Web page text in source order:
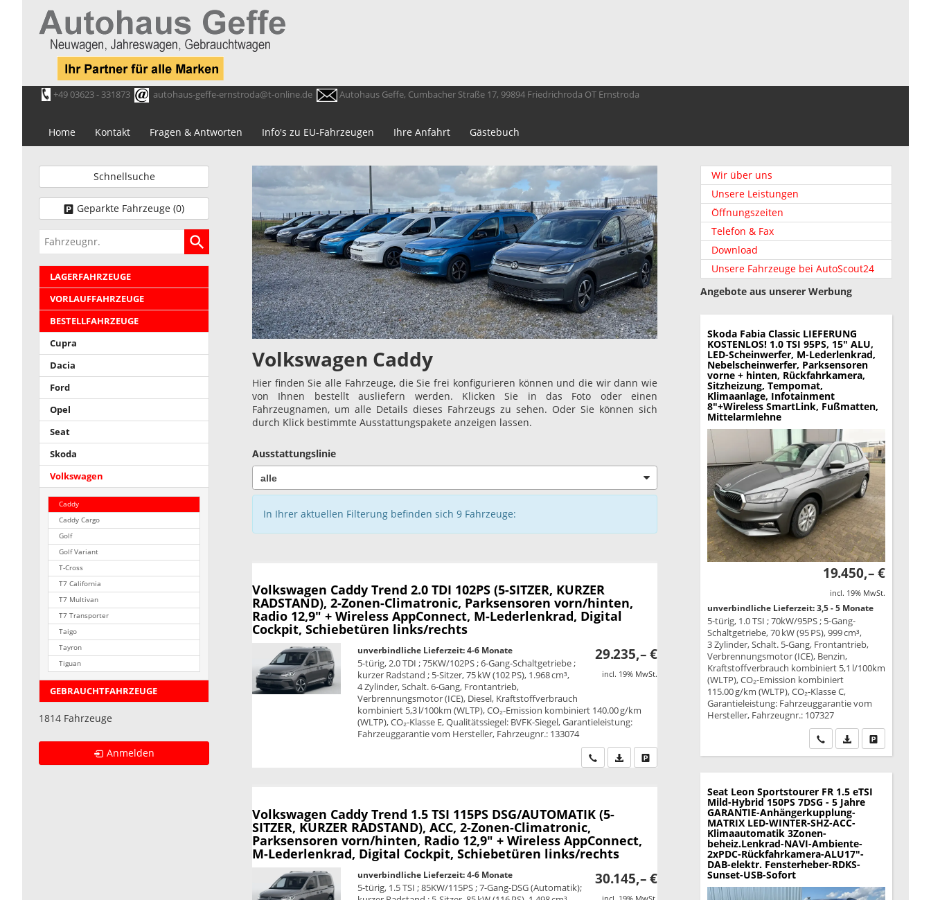
+49 03623 - 331873 autohaus-geffe-ernstroda@t-online.de Autohaus Geffe, Cumbacher Straße 17, 99894 Friedrichroda OT Ernstroda
Home Kontakt Fragen & Antworten Info's zu EU-Fahrzeugen Ihre Anfahrt Gästebuch
Volkswagen Caddy
Hier finden Sie alle Fahrzeuge, die Sie frei konfigurieren können und die wir dann wie
von Ihnen bestellt ausliefern werden. Klicken Sie in das Foto oder einen
Fahrzeugnamen, um alle Details dieses Fahrzeugs zu sehen. Oder Sie können sich
durch Klick bestimmte Ausstattungspakete anzeigen lassen.
Ausstattungslinie
In Ihrer aktuellen Filterung befinden sich 9Fahrzeuge:
Volkswagen Caddy Trend 2.0 TDI 102PS (5-SITZER, KURZER
RADSTAND), 2-Zonen-Climatronic, Parksensoren vorn/hinten,
Radio 12,9" + Wireless AppConnect, M-Lederlenkrad, Digital
Cockpit, Schiebetüren links/rechts
29.235,– €
incl. 19% MwSt.
unverbindliche Lieferzeit: 4-6 Monate
5-türig, 2.0 TDI ; 75KW/102PS ; 6-Gang-Schaltgetriebe ;
kurzer Radstand ; 5-Sitzer, 75 kW (102 PS), 1.968 cm³,
4 Zylinder, Schalt. 6-Gang, Frontantrieb,
Verbrennungsmotor (ICE), Diesel, Kraftstoffverbrauch
kombiniert 5,3 l/100km (WLTP), CO₂-Emission kombiniert 140.00 g/km
(WLTP), CO₂-Klasse E, Qualitätssiegel: BVFK-Siegel, Garantieleistung:
Fahrzeuggarantie vom Hersteller, Fahrzeugnr.: 133074
Wir rufen Sie anPDF-Datei, Fahrzeugexposé drucken
Drucken, parken oder vergleichen
Volkswagen Caddy Trend 1.5 TSI 115PS DSG/AUTOMATIK (5-
SITZER, KURZER RADSTAND), ACC, 2-Zonen-Climatronic,
Parksensoren vorn/hinten, Radio 12,9" + Wireless AppConnect,
M-Lederlenkrad, Digital Cockpit, Schiebetüren links/rechts
30.145,– €
unverbindliche Lieferzeit: 4-6 Monate
5-türig, 1.5 TSI ; 85KW/115PS ; 7-Gang-DSG (Automatik);
Schnellsuche
Geparkte Fahrzeuge (0)
Fahrzeugnr.
LAGERFAHRZEUGE
VORLAUFFAHRZEUGE
BESTELLFAHRZEUGE
Cupra
Dacia
Ford
Opel
Seat
Skoda
Volkswagen
Caddy
Caddy Cargo
Golf
Golf Variant
T-Cross
T7 California
T7 Multivan
T7 Transporter
Taigo
Tayron
Tiguan
GEBRAUCHTFAHRZEUGE
1814 Fahrzeuge
Anmelden
Wir über uns
Unsere Leistungen
Öffnungszeiten
Telefon & Fax
Download
Unsere Fahrzeuge bei AutoScout24
Angebote aus unserer Werbung
Skoda Fabia Classic LIEFERUNG
KOSTENLOS! 1.0 TSI 95PS, 15" ALU,
LED-Scheinwerfer, M-Lederlenkrad,
Nebelscheinwerfer, Parksensoren
vorne + hinten, Rückfahrkamera,
Sitzheizung, Tempomat,
Klimaanlage, Infotainment
8"+Wireless SmartLink, Fußmatten,
Mittelarmlehne
19.450,– €
incl. 19% MwSt.
unverbindliche Lieferzeit: 3,5 - 5 Monate
5-türig, 1.0 TSI ; 70kW/95PS ; 5-Gang-
Schaltgetriebe, 70 kW (95 PS), 999 cm³,
3 Zylinder, Schalt. 5-Gang, Frontantrieb,
Verbrennungsmotor (ICE), Benzin,
Kraftstoffverbrauch kombiniert 5,1 l/100km
(WLTP), CO₂-Emission kombiniert
115.00 g/km (WLTP), CO₂-Klasse C,
Garantieleistung: Fahrzeuggarantie vom
Hersteller, Fahrzeugnr.: 107327
Wir rufen Sie an
PDF-Datei,Drucken,
Seat Leon Sportstourer FR 1.5 eTSI
Mild-Hybrid 150PS 7DSG - 5 Jahre
GARANTIE-Anhängerkupplung-
MATRIX LED-WINTER-SHZ-ACC-
Klimaautomatik 3Zonen-
beheiz.Lenkrad-NAVI-Ambiente-
2xPDC-Rückfahrkamera-ALU17"-
DAB-elektr. Fensterheber-RDKS-
Sunset-USB-Sofort